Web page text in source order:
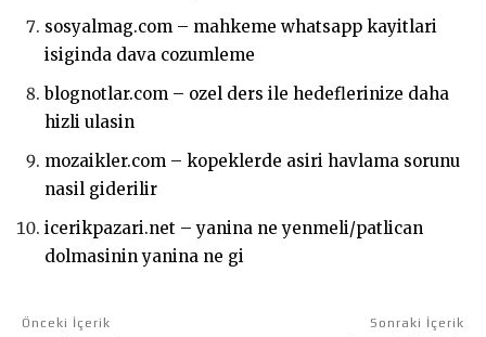
sosyalmag.com – mahkeme whatsapp kayitlari
isiginda dava cozumleme
blognotlar.com – ozel ders ile hedeflerinize daha
hizli ulasin
mozaikler.com – kopeklerde asiri havlama sorunu
nasil giderilir
icerikpazari.net – yanina ne yenmeli/patlican
dolmasinin yanina ne gi
Önceki İçerik Sonraki İçerik